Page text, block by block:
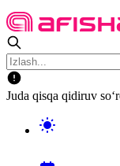
Juda qisqa qidiruv